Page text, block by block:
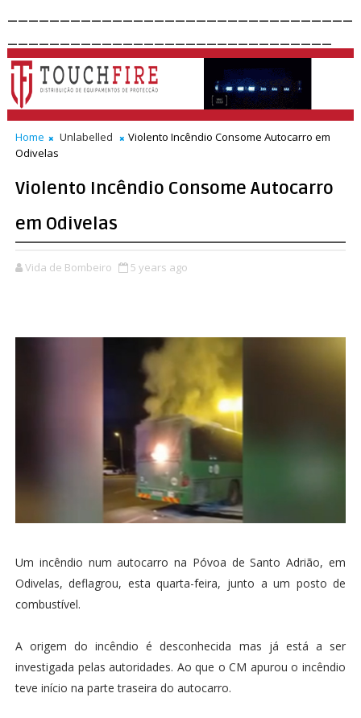
Home Unlabelled
Violento Incêndio Consome Autocarro em
Odivelas
Violento Incêndio Consome Autocarro
em Odivelas
Vida de Bombeiro 5 years ago
Um incêndio num autocarro na Póvoa de Santo Adrião, em
Odivelas, deflagrou, esta quarta-feira, junto a um posto de
combustível.
A origem do incêndio é desconhecida mas já está a ser
investigada pelas autoridades. Ao que o CM apurou o incêndio
teve início na parte traseira do autocarro.